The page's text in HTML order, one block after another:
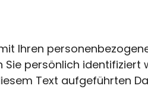
Ihren
persönlich identifiziert
Text aufgeführten